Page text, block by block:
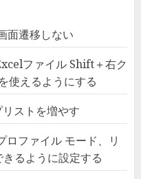
面遷移しない
ファイル Shift＋右ク
使えるようにする
ストを増やす
ロファイル モード、リ
るように設定する